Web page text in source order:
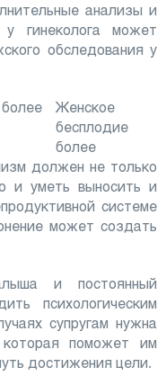
анализы и
гинеколога может
обследования у
Женское
бесплодие
более
должен не только
и уметь выносить и
системе
может создать
и постоянный
психологическим
супругам нужна
которая поможет им
достижения цели.